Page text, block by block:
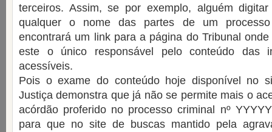
terceiros. Assim, se por exemplo, alguém
qualquer o nome das partes de um processo
encontrará um link para a página do Tribunal
este o único responsável pelo conteúdo das
acessíveis.
Pois o exame do conteúdo hoje disponível no
Justiça demonstra que já não se permite mais o
acórdão proferido no processo criminal nº
para que no site de buscas mantido pela